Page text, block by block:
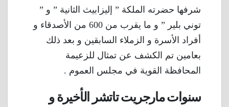
شرفها حضرته الملكة ” إليزابيث الثانية ” و ”
توني بلير ” و ما يقرب من 600 من الأصدقاء و
أفراد الأسرة و الزملاء السابقين و بعد ذلك
بعامين تم الكشف عن تمثال للزعيمة
المحافظة القوية في مجلس العموم .
سنوات مارجريت تاتشر الأخيرة و